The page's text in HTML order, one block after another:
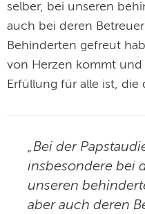
selber, bei unseren
auch bei deren
Behinderten gefreut
von Herzen kommt und
Erfüllung für alle ist, die
„Bei der
insbesondere bei
unseren
aber auch deren